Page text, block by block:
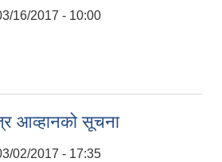
16/2017 - 10:00
आव्हानको सूचना
02/2017 - 17:35